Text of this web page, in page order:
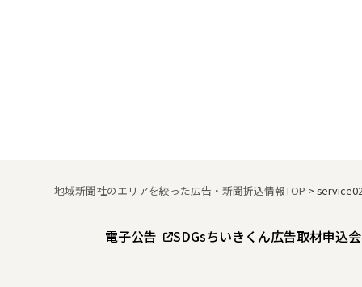
地域新聞社のエリアを絞った広告・新聞折込情報TOP >
電子公告 SDGsちいきくん広告取材申込